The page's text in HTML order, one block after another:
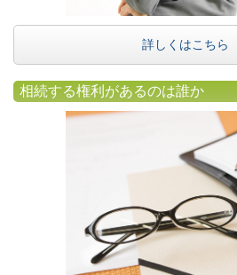
詳しくはこちら
相続する権利があるのは誰か